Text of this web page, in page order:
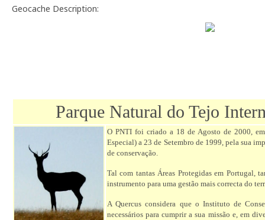
Geocache Description:
Parque Natural do Tejo
O PNTI foi criado a 18 de Agosto de 2000,
Especial) a 23 de Setembro de 1999, pela sua
de conservação.
Tal com tantas Áreas Protegidas em Portugal,
instrumento para uma gestão mais correcta do
A Quercus considera que o Instituto de
necessários para cumprir a sua missão e, em